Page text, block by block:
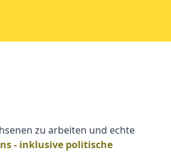
zu arbeiten und echte
- inklusive politische